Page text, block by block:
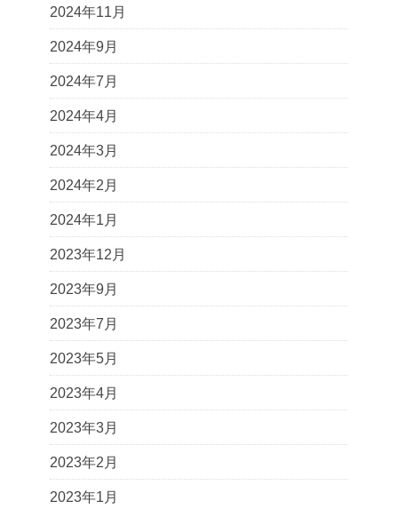
2024年11月
2024年9月
2024年7月
2024年4月
2024年3月
2024年2月
2024年1月
2023年12月
2023年9月
2023年7月
2023年5月
2023年4月
2023年3月
2023年2月
2023年1月